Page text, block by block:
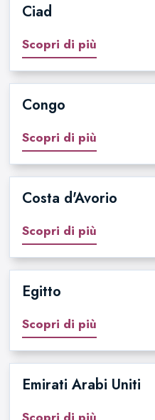
Ciad
Scopri di più
Congo
Scopri di più
Costa d'Avorio
Scopri di più
Egitto
Scopri di più
Emirati Arabi Uniti